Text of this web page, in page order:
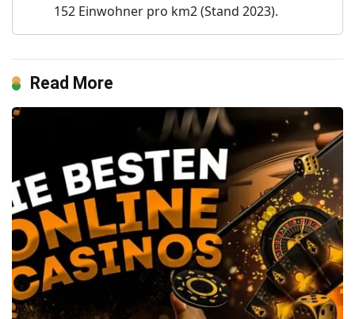
152 Einwohner pro km2 (Stand 2023).
Read More